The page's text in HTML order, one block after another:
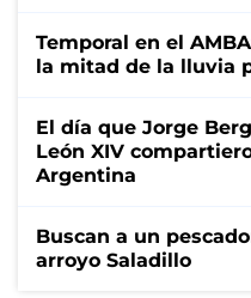
Temporal en el
la mitad de la lluvia
El día que Jorge
León XIV
Argentina
Buscan a un
arroyo Saladillo